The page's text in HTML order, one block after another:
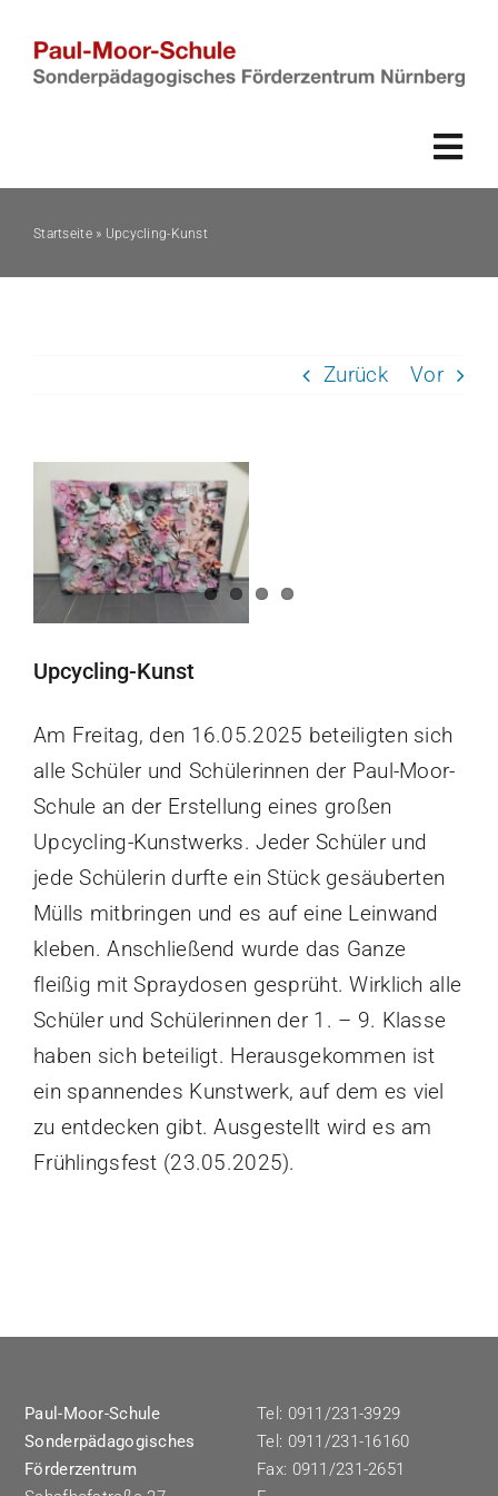
Inhalt
springen
Start
Beratung
Schulleben
Elterninfos
Kulturschule
Kontakt
nach:
Startseite» Upcycling-Kunst
Zurück Vor
Zeige
grösseres
Bild
Upcycling-Kunst
Am Freitag, den 16.05.2025 beteiligten sich
alle Schüler und Schülerinnen der Paul-Moor-
Schule an der Erstellung eines großen
Upcycling-Kunstwerks. Jeder Schüler und
jede Schülerin durfte ein Stück gesäuberten
Mülls mitbringen und es auf eine Leinwand
kleben. Anschließend wurde das Ganze
fleißig mit Spraydosen gesprüht. Wirklich alle
Schüler und Schülerinnen der 1. – 9. Klasse
haben sich beteiligt. Herausgekommen ist
ein spannendes Kunstwerk, auf dem es viel
zu entdecken gibt. Ausgestellt wird es am
Frühlingsfest (23.05.2025).
Paul-Moor-Schule
Sonderpädagogisches
Förderzentrum
Tel: 0911/231-3929
Tel: 0911/231-16160
Fax: 0911/231-2651